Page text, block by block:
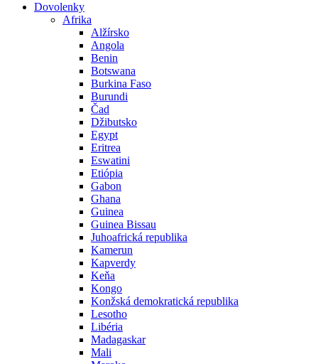
Dovolenky
Afrika
Alžírsko
Angola
Benin
Botswana
Burkina Faso
Burundi
Čad
Džibutsko
Egypt
Eritrea
Eswatini
Etiópia
Gabon
Ghana
Guinea
Guinea Bissau
Juhoafrická republika
Kamerun
Kapverdy
Keňa
Kongo
Konžská demokratická republika
Lesotho
Libéria
Madagaskar
Mali